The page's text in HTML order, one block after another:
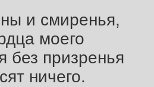
и смиренья,
моего
без призренья
ничего.